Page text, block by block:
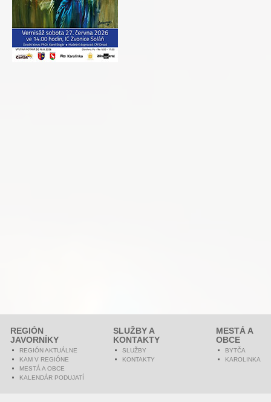
REGIÓN
JAVORNÍKY
REGIÓN AKTUÁLNE
KAM V REGIÓNE
MESTÁ A OBCE
KALENDÁR PODUJATÍ
SLUŽBY A
KONTAKTY
SLUŽBY
KONTAKTY
MESTÁ A
OBCE
BYTČA
KAROLINKA